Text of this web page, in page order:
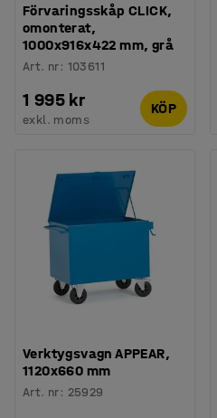
Förvaringsskåp CLICK,
omonterat,
1000x916x422 mm, grå
Art. nr: 103611
1 995 kr
exkl. moms
KÖP
Verktygsvagn APPEAR,
1120x660 mm
Art. nr: 25929